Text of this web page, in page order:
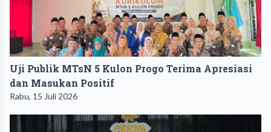
Uji Publik MTsN 5 Kulon Progo Terima Apresiasi
dan Masukan Positif
Rabu, 15 Juli 2026